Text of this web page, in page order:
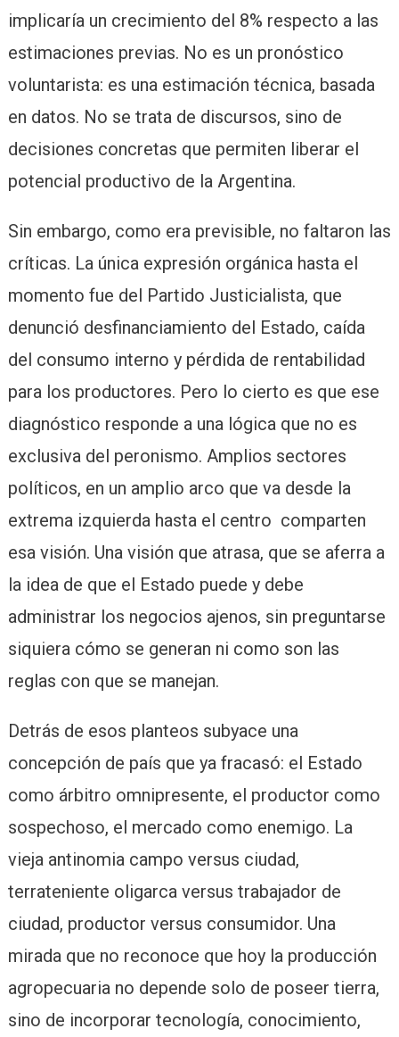
implicaría un crecimiento del 8% respecto a las
estimaciones previas. No es un pronóstico
voluntarista: es una estimación técnica, basada
en datos. No se trata de discursos, sino de
decisiones concretas que permiten liberar el
potencial productivo de la Argentina.
Sin embargo, como era previsible, no faltaron las
críticas. La única expresión orgánica hasta el
momento fue del Partido Justicialista, que
denunció desfinanciamiento del Estado, caída
del consumo interno y pérdida de rentabilidad
para los productores. Pero lo cierto es que ese
diagnóstico responde a una lógica que no es
exclusiva del peronismo. Amplios sectores
políticos, en un amplio arco que va desde la
extrema izquierda hasta el centro comparten
esa visión. Una visión que atrasa, que se aferra a
la idea de que el Estado puede y debe
administrar los negocios ajenos, sin preguntarse
siquiera cómo se generan ni como son las
reglas con que se manejan.
Detrás de esos planteos subyace una
concepción de país que ya fracasó: el Estado
como árbitro omnipresente, el productor como
sospechoso, el mercado como enemigo. La
vieja antinomia campo versus ciudad,
terrateniente oligarca versus trabajador de
ciudad, productor versus consumidor. Una
mirada que no reconoce que hoy la producción
agropecuaria no depende solo de poseer tierra,
sino de incorporar tecnología, conocimiento,